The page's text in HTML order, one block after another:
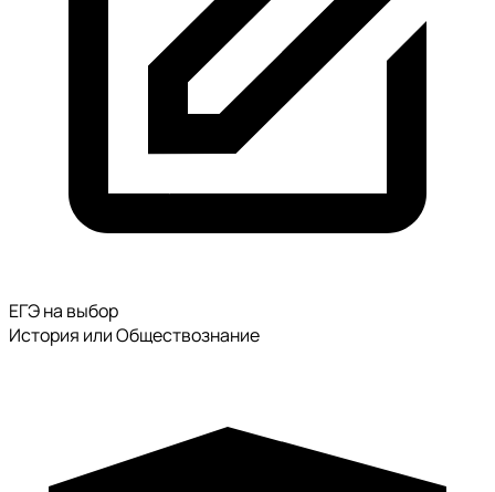
ЕГЭ на выбор
История или Обществознание